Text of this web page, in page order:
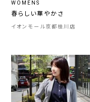
WOMENS
春らしい華やかさ
イオンモール京都桂川店